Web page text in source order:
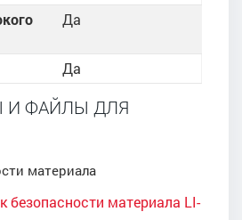
Да
Да
И ФАЙЛЫ ДЛЯ
материала
безопасности материала LI-